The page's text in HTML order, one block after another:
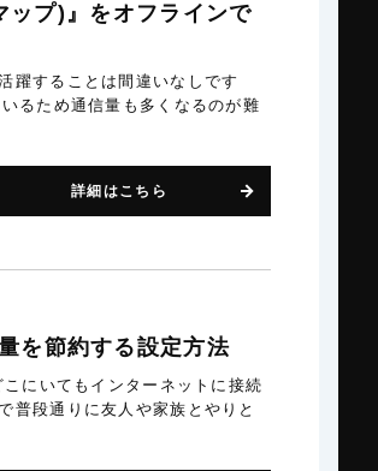
プ)』をオフラインで
躍することは間違いなしです
るため通信量も多くなるのが難
詳細はこちら
を節約する設定方法
にいてもインターネットに接続
普段通りに友人や家族とやりと